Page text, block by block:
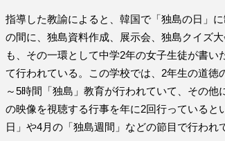
指導した教諭によると、韓国で「独島の日」
の間に、独島資料作成、展示会、独島クイズ
も、その一環として中学2年の女子生徒が書
て行われている。この学校では、2年生の道
～5時間「独島」教育が行われていて、その
の映像を視聴する行事を年に2回行っていると
日」や4月の「独島週間」などの節目で行われ